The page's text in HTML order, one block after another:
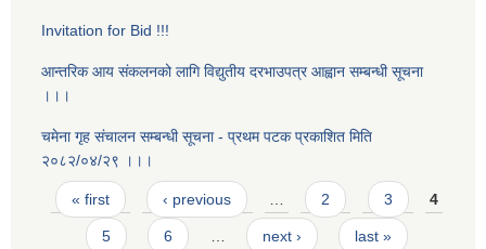
Invitation for Bid !!!
आन्तरिक आय संकलनको लागि विद्युतीय दरभाउपत्र आह्वान सम्बन्धी सूचना
।।।
चमेना गृह स‌ंचालन सम्बन्धी सूचना - प्रथम पटक प्रकाशित मिति
२०८२/०४/२९ ।।।
Pages
« first ‹ previous … 2 3 4
5 6 … next › last »